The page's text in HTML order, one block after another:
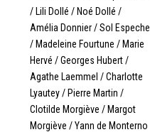
/ Lili Dollé / Noé Dollé /
Amélia Donnier / Sol Espeche
/ Madeleine Fourtune / Marie
Hervé / Georges Hubert /
Agathe Laemmel / Charlotte
Lyautey / Pierre Martin /
Clotilde Morgiève / Margot
Morgiève / Yann de Monterno